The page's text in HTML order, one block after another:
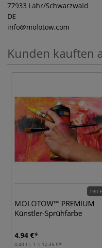
77933 Lahr/Schwarzwald
DE
info@molotow.com
Kunden kauften
190
MOLOTOW™ PREMIUM
Künstler-Sprühfarbe
4,94 €
0,40 l | 1 l: 12,35 €